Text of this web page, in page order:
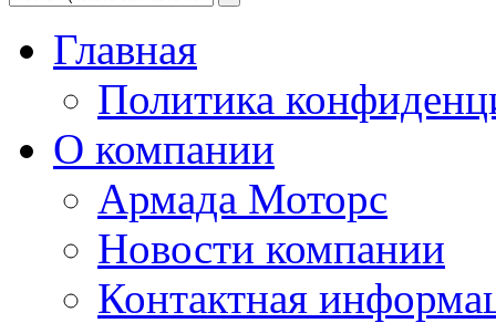
Главная
Политика
О компании
Армада Моторс
Новости компании
Контактная